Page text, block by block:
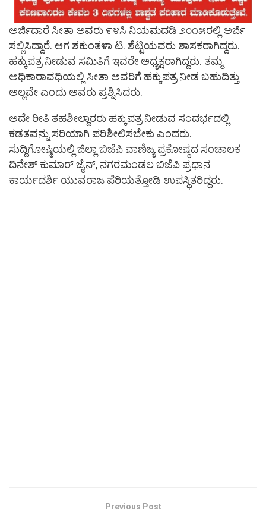
ಅರ್ಜಿದಾರೆ ಸೀತಾ ಅವರು ೯೪ಸಿ ನಿಯಮದಡಿ ೨೦೧೫ರಲ್ಲಿ ಅರ್ಜಿ
ಸಲ್ಲಿಸಿದ್ದಾರೆ. ಆಗ ಶಕುಂತಳಾ ಟಿ. ಶೆಟ್ಟಿಯವರು ಶಾಸಕರಾಗಿದ್ದರು.
ಹಕ್ಕುಪತ್ರ ನೀಡುವ ಸಮಿತಿಗೆ ಇವರೇ ಅಧ್ಯಕ್ಷರಾಗಿದ್ದರು. ತಮ್ಮ
ಅಧಿಕಾರಾವಧಿಯಲ್ಲಿ ಸೀತಾ ಅವರಿಗೆ ಹಕ್ಕುಪತ್ರ ನೀಡ ಬಹುದಿತ್ತು
ಅಲ್ಲವೇ ಎಂದು ಅವರು ಪ್ರಶ್ನಿಸಿದರು.
ಅದೇ ರೀತಿ ತಹಶೀಲ್ದಾರರು ಹಕ್ಕುಪತ್ರ ನೀಡುವ ಸಂದರ್ಭದಲ್ಲಿ
ಕಡತವನ್ನು ಸರಿಯಾಗಿ ಪರಿಶೀಲಿಸಬೇಕು ಎಂದರು.
ಸುದ್ದಿಗೋಷ್ಠಿಯಲ್ಲಿ ಜಿಲ್ಲಾ ಬಿಜೆಪಿ ವಾಣಿಜ್ಯ ಪ್ರಕೋಷ್ಠದ ಸಂಚಾಲಕ
ದಿನೇಶ್ ಕುಮಾರ್ ಜೈನ್, ನಗರಮಂಡಲ ಬಿಜೆಪಿ ಪ್ರಧಾನ
ಕಾರ್ಯದರ್ಶಿ ಯುವರಾಜ ಪೆರಿಯತ್ತೋಡಿ ಉಪಸ್ಥಿತರಿದ್ದರು.
Previous Post